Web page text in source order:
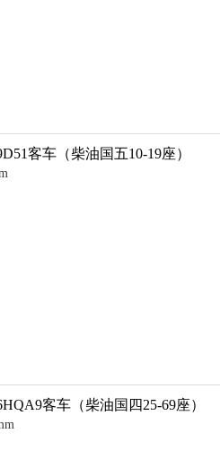
客车（柴油国五10-19座）
客车（柴油国四25-69座）